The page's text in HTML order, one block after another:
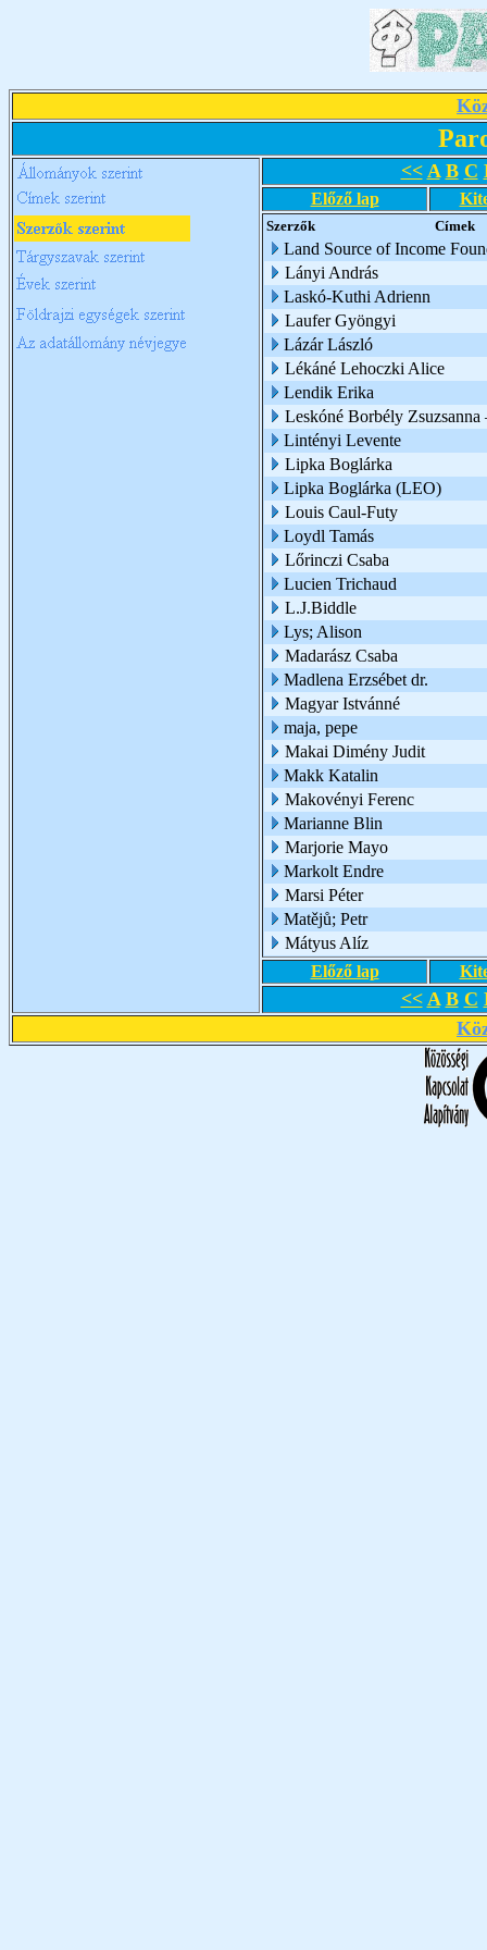
<< A B C
Előző lap
Szerzők Címek
Land Source of Income
Lányi András
Laskó-Kuthi Adrienn
Laufer Gyöngyi
Lázár László
Lékáné Lehoczki Alice
Lendik Erika
Leskóné Borbély
Lintényi Levente
Lipka Boglárka
Lipka Boglárka (LEO)
Louis Caul-Futy
Loydl Tamás
Lőrinczi Csaba
Lucien Trichaud
L.J.Biddle
Lys; Alison
Madarász Csaba
Madlena Erzsébet dr.
Magyar Istvánné
maja, pepe
Makai Dimény Judit
Makk Katalin
Makovényi Ferenc
Marianne Blin
Marjorie Mayo
Markolt Endre
Marsi Péter
Matějů; Petr
Mátyus Alíz
Előző lap
<< A B C